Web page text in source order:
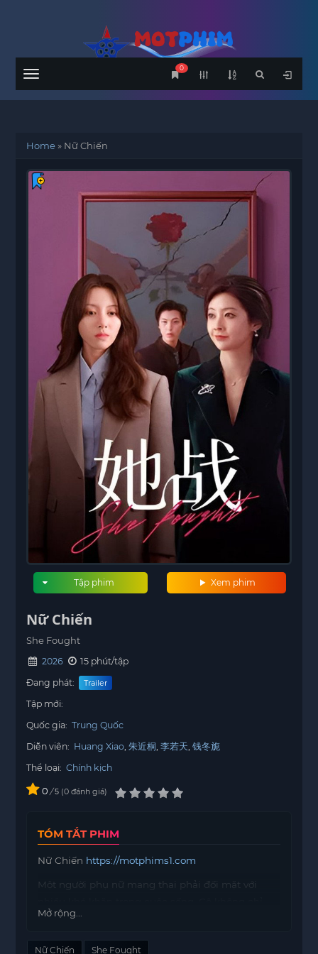
Menu
0
Home» Nữ Chiến
Xem phim
Tập phim
Nữ Chiến
She Fought
2026
15 phút/tập
Đang phát:
Trailer
Tập mới:
Quốc gia: Trung Quốc
Diễn viên: Huang Xiao 朱近桐 李若天 钱冬旎
Thể loại: Chính kịch
0 / 5 0 đánh giá
TÓM TẮT PHIM
Nữ Chiến https://motphims1.com
Một người phụ nữ mang thai phải đối mặt với
chịu đựng sự phân biệt đối xử tại nơi làm việc mà
Mở rộng...
Nữ Chiến She Fought